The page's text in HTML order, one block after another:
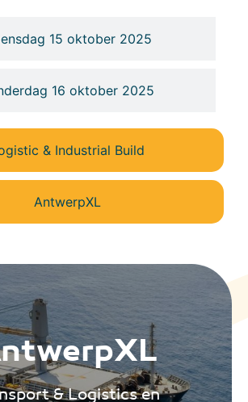
& Industrial Build
AntwerpXL
15 oktober 2025
16 oktober 2025
& Logistics en